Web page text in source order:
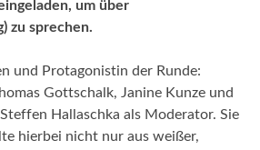
um über
zu sprechen.
und Protagonistin der Runde:
Gottschalk, Janine Kunze und
Hallaschka als Moderator. Sie
hierbei nicht nur aus weißer,